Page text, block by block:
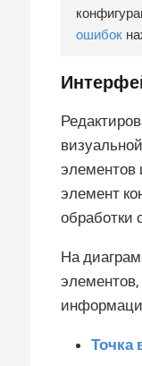
ошибок
элемент
обработки
На
элементов,
Точка